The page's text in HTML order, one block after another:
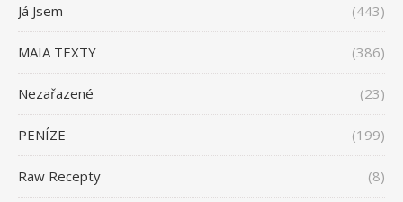
Já Jsem (443)
MAIA TEXTY (386)
Nezařazené (23)
PENÍZE (199)
Raw Recepty (8)